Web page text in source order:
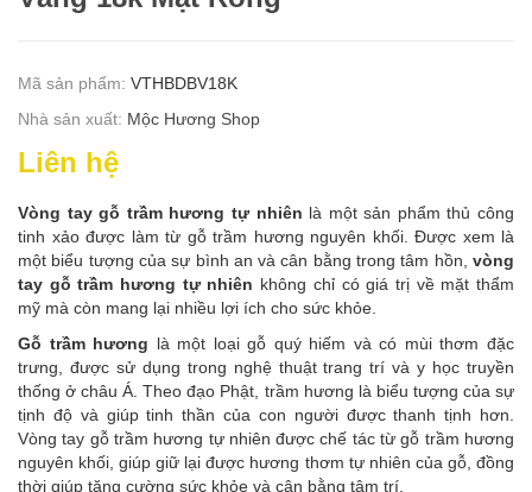
Mã sản phẩm: VTHBDBV18K
Nhà sản xuất: Mộc Hương Shop
Liên hệ
Vòng tay gỗ trầm hương tự nhiên là một sản phẩm thủ công
tinh xảo được làm từ gỗ trầm hương nguyên khối. Được xem là
một biểu tượng của sự bình an và cân bằng trong tâm hồn, vòng
tay gỗ trầm hương tự nhiên không chỉ có giá trị về mặt thẩm
mỹ mà còn mang lại nhiều lợi ích cho sức khỏe.
Gỗ trầm hương là một loại gỗ quý hiếm và có mùi thơm đặc
trưng, được sử dụng trong nghệ thuật trang trí và y học truyền
thống ở châu Á. Theo đạo Phật, trầm hương là biểu tượng của sự
tịnh độ và giúp tinh thần của con người được thanh tịnh hơn.
Vòng tay gỗ trầm hương tự nhiên được chế tác từ gỗ trầm hương
nguyên khối, giúp giữ lại được hương thơm tự nhiên của gỗ, đồng
thời giúp tăng cường sức khỏe và cân bằng tâm trí.